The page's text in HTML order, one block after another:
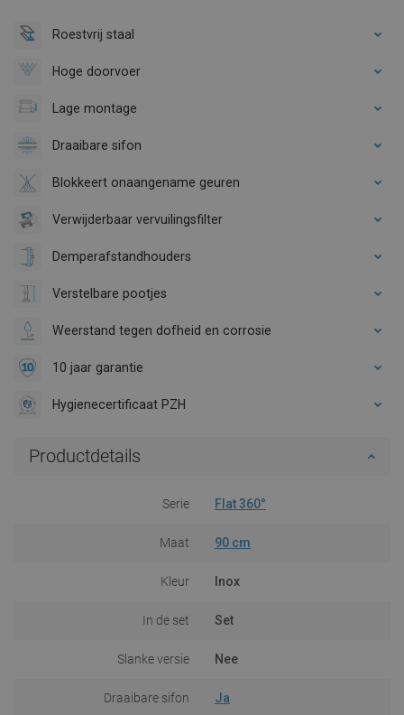
Roestvrij staal
Hoge doorvoer
Lage montage
Draaibare sifon
Blokkeert onaangename geuren
Verwijderbaar vervuilingsfilter
Demperafstandhouders
Verstelbare pootjes
Weerstand tegen dofheid en corrosie
10 jaar garantie
Hygienecertificaat PZH
Productdetails
Serie Flat 360°
Maat 90 cm
Kleur Inox
In de set Set
Slanke versie Nee
Draaibare sifon Ja